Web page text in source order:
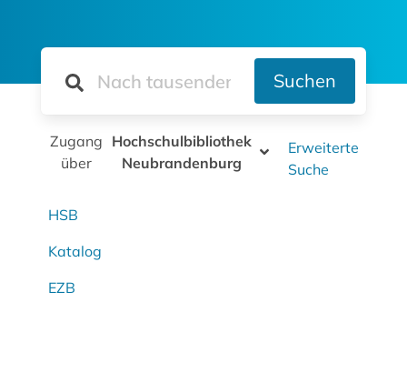
Suchen
Zugang
über
Hochschulbibliothek
Neubrandenburg
Erweiterte
Suche
HSB
Katalog
EZB